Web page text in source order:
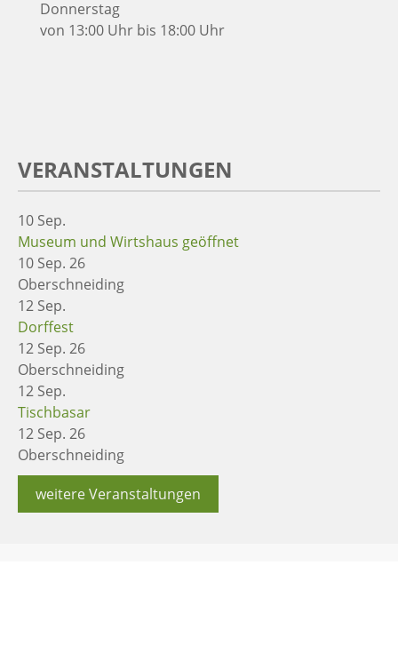
Donnerstag
von 13:00 Uhr bis 18:00 Uhr
VERANSTALTUNGEN
10 Sep.
Museum und Wirtshaus geöffnet
10 Sep. 26
Oberschneiding
12 Sep.
Dorffest
12 Sep. 26
Oberschneiding
12 Sep.
Tischbasar
12 Sep. 26
Oberschneiding
weitere Veranstaltungen